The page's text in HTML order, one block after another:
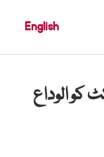
English
کو الوداع